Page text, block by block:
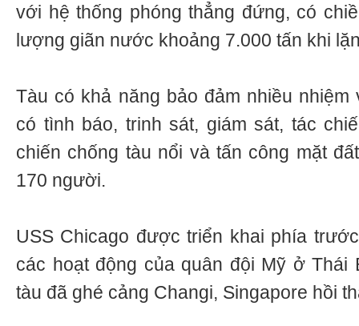
với hệ thống phóng thẳng đứng, có
lượng giãn nước khoảng 7.000 tấn khi
Tàu có khả năng bảo đảm nhiều
có tình báo, trinh sát, giám sát, tác
chiến chống tàu nổi và tấn công mặt
170 người.
USS Chicago được triển khai phía
các hoạt động của quân đội Mỹ ở Thái
tàu đã ghé cảng Changi, Singapore hồi